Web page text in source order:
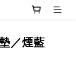
／煙藍